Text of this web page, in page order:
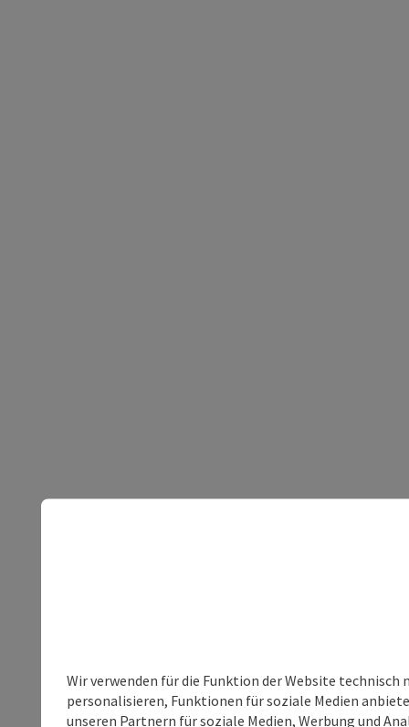
Wir verwenden für die Funktion der Website
personalisieren, Funktionen für soziale Medien
unseren Partnern für soziale Medien, Werbung und